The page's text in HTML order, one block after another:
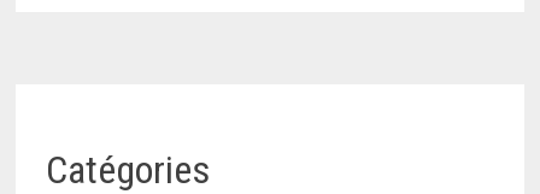
Catégories